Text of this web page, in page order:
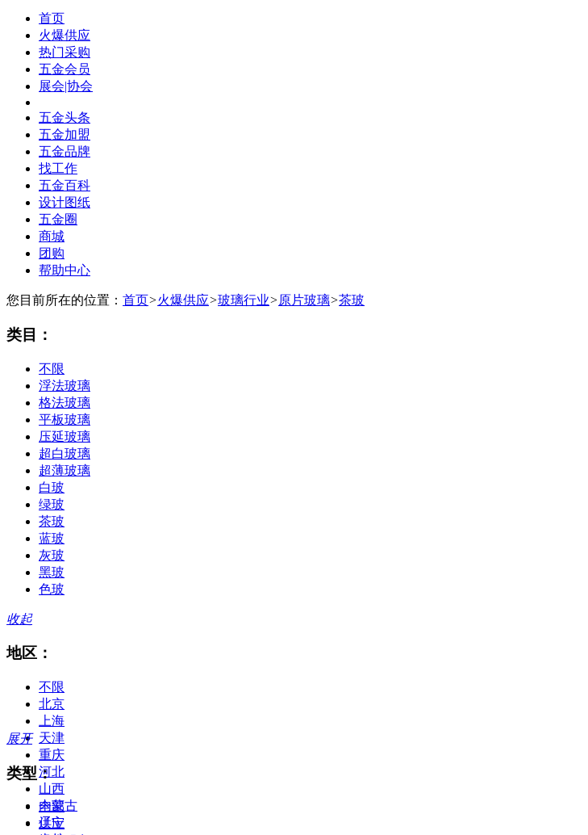
首页
火爆供应
热门采购
五金会员
展会|协会
五金头条
五金加盟
五金品牌
找工作
五金百科
设计图纸
五金圈
商城
团购
帮助中心
您目前所在的位置： 首页>火爆供应>玻璃行业>原片玻璃>茶玻
类目：
不限
浮法玻璃
格法玻璃
平板玻璃
压延玻璃
超白玻璃
超薄玻璃
白玻
绿玻
茶玻
蓝玻
灰玻
黑玻
色玻
收起
地区：
不限
北京
上海
天津
重庆
河北
山西
内蒙古
辽宁
展开
类型：
全部
供应